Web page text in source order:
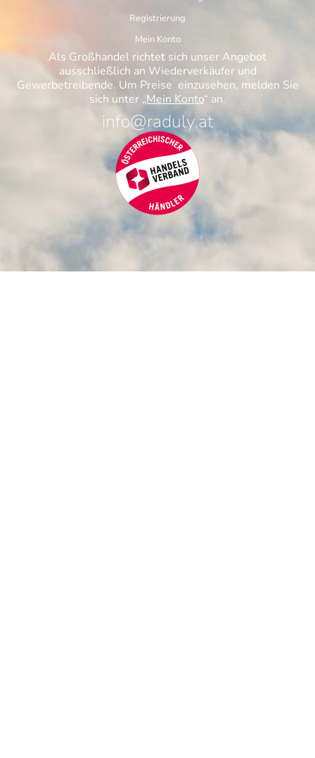
Registrierung
Mein Konto
Als Großhandel richtet sich unser Angebot
ausschließlich an Wiederverkäufer und
Gewerbetreibende. Um Preise einzusehen, melden Sie
sich unter „Mein Konto“ an.
info@raduly.at